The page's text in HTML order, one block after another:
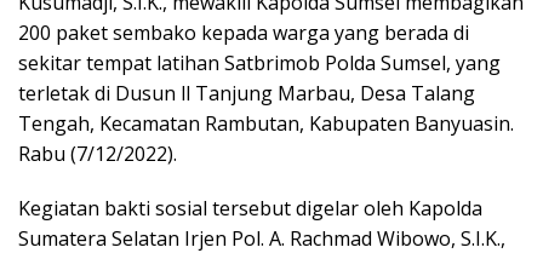
200 paket sembako kepada warga yang berada di
sekitar tempat latihan Satbrimob Polda Sumsel, yang
terletak di Dusun ll Tanjung Marbau, Desa Talang
Tengah, Kecamatan Rambutan, Kabupaten Banyuasin.
Rabu (7/12/2022).
Kegiatan bakti sosial tersebut digelar oleh Kapolda
Sumatera Selatan Irjen Pol. A. Rachmad Wibowo, S.I.K.,